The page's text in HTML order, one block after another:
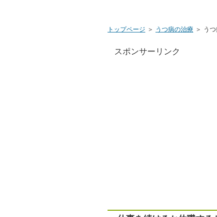
トップページ ＞ うつ病の治療 ＞ う
スポンサーリンク